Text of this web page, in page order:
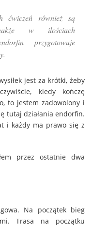
ćwiczeń również są
w ilościach
przygotowuje
jest za krótki, żeby
kiedy kończę
to jestem zadowolony i
tutaj działania endorfin.
i każdy ma prawo się z
przez ostatnie dwa
Na początek bieg
Trasa na początku